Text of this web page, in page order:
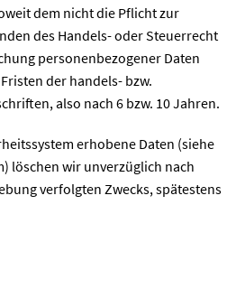
dem nicht die Pflicht zur
des Handels- oder Steuerrecht
personenbezogener Daten
der handels- bzw.
also nach 6 bzw. 10 Jahren.
erhobene Daten (siehe
löschen wir unverzüglich nach
verfolgten Zwecks, spätestens